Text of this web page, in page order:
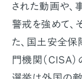
された動画や
警戒を強めて、
た、国土安全保
門機関（CISA）